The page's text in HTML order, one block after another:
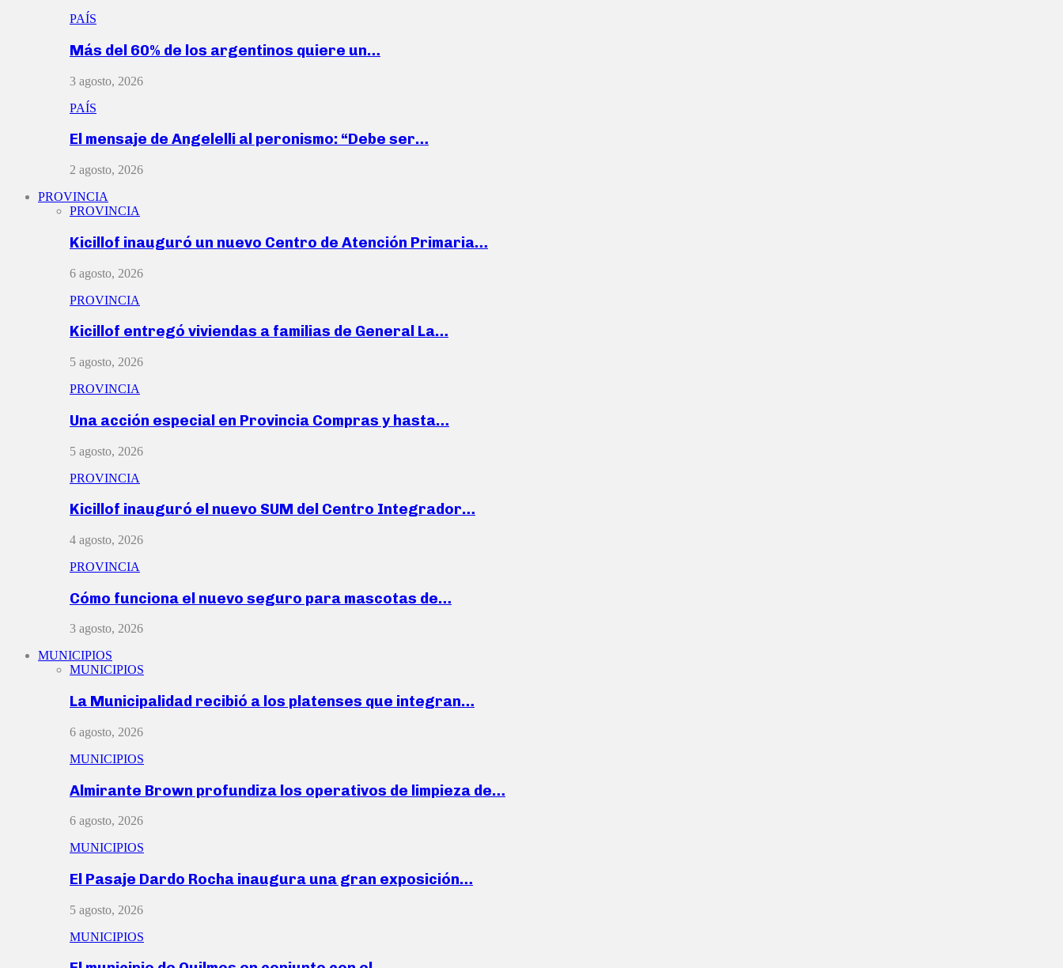
PAÍS
Más del 60% de los argentinos quiere un…
3 agosto, 2026
PAÍS
El mensaje de Angelelli al peronismo: “Debe ser…
2 agosto, 2026
PROVINCIA
PROVINCIA
Kicillof inauguró un nuevo Centro de Atención Primaria…
6 agosto, 2026
PROVINCIA
Kicillof entregó viviendas a familias de General La…
5 agosto, 2026
PROVINCIA
Una acción especial en Provincia Compras y hasta…
5 agosto, 2026
PROVINCIA
Kicillof inauguró el nuevo SUM del Centro Integrador…
4 agosto, 2026
PROVINCIA
Cómo funciona el nuevo seguro para mascotas de…
3 agosto, 2026
MUNICIPIOS
MUNICIPIOS
La Municipalidad recibió a los platenses que integran…
6 agosto, 2026
MUNICIPIOS
Almirante Brown profundiza los operativos de limpieza de…
6 agosto, 2026
MUNICIPIOS
El Pasaje Dardo Rocha inaugura una gran exposición…
5 agosto, 2026
MUNICIPIOS